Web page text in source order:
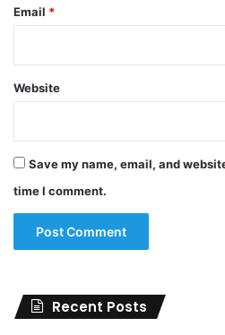
Email *
Website
Save my name, email, and
time I comment.
Recent Posts